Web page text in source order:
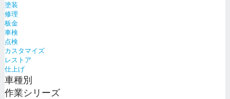
塗装
修理
板金
車検
点検
カスタマイズ
レストア
仕上げ
車種別
作業シリーズ